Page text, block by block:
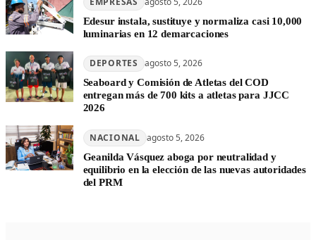
Edesur instala, sustituye y normaliza casi 10,000
luminarias en 12 demarcaciones
DEPORTES agosto 5, 2026
Seaboard y Comisión de Atletas del COD
entregan más de 700 kits a atletas para JJCC
2026
NACIONAL agosto 5, 2026
Geanilda Vásquez aboga por neutralidad y
equilibrio en la elección de las nuevas autoridades
del PRM